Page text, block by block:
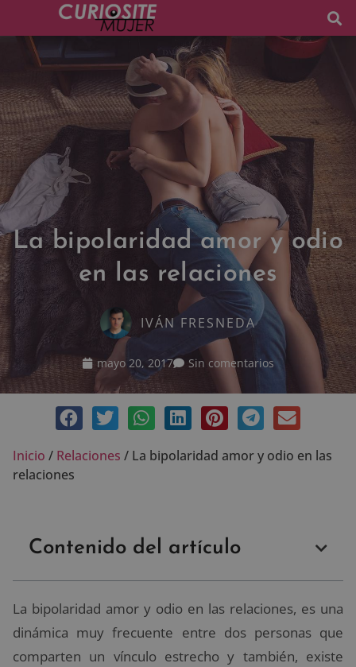
La bipolaridad amor y odio
en las relaciones
IVÁN FRESNEDA
mayo 20, 2017 Sin comentarios
Inicio / Relaciones / La bipolaridad amor y odio en las
relaciones
Contenido del artículo
La bipolaridad amor y odio en las relaciones, es una
dinámica muy frecuente entre dos personas que
comparten un vínculo estrecho y también, existe